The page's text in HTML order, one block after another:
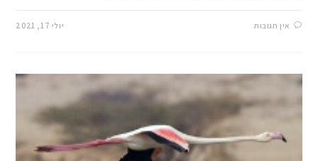
אין תגובות יולי 17, 2021